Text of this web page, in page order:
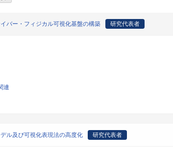
バー・フィジカル可視化基盤の構築 研究代表者
連
ル及び可視化表現法の高度化 研究代表者